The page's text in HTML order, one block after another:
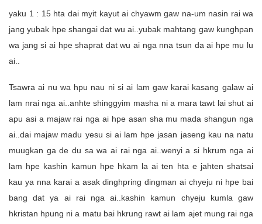
yaku 1 : 15 hta dai myit kayut ai chyawm gaw na-um nasin rai wa
jang yubak hpe shangai dat wu ai..yubak mahtang gaw kunghpan
wa jang si ai hpe shaprat dat wu ai nga nna tsun da ai hpe mu lu
ai..
Tsawra ai nu wa hpu nau ni si ai lam gaw karai kasang galaw ai
lam nrai nga ai..anhte shinggyim masha ni a mara tawt lai shut ai
apu asi a majaw rai nga ai hpe asan sha mu mada shangun nga
ai..dai majaw madu yesu si ai lam hpe jasan jaseng kau na natu
muugkan ga de du sa wa ai rai nga ai..wenyi a si hkrum nga ai
lam hpe kashin kamun hpe hkam la ai ten hta e jahten shatsai
kau ya nna karai a asak dinghpring dingman ai chyeju ni hpe bai
bang dat ya ai rai nga ai..kashin kamun chyeju kumla gaw
hkristan hpung ni a matu bai hkrung rawt ai lam ajet mung rai nga